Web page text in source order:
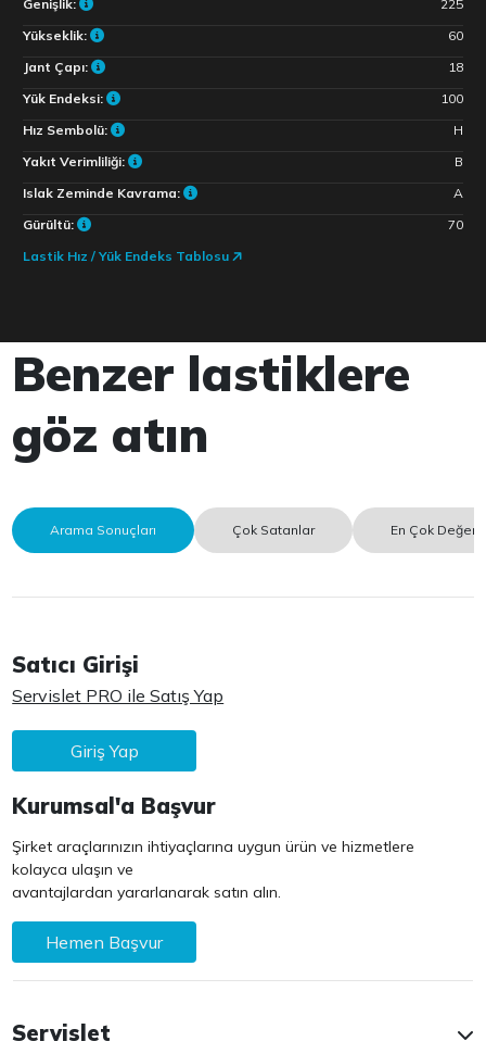
Genişlik:
225
Yükseklik:
60
Jant Çapı:
18
Yük Endeksi:
100
Hız Sembolü:
H
Yakıt Verimliliği:
B
Islak Zeminde Kavrama:
A
Gürültü:
70
Lastik Hız / Yük Endeks Tablosu
Benzer lastiklere
göz atın
Arama Sonuçları Çok Satanlar En Çok
Satıcı Girişi
Servislet PRO ile Satış Yap
Giriş Yap
Kurumsal'a Başvur
Şirket araçlarınızın ihtiyaçlarına uygun ürün ve hizmetlere
kolayca ulaşın ve
avantajlardan yararlanarak satın alın.
Hemen Başvur
Servislet